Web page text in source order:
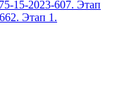
15-2023-607. Этап
Этап 1.